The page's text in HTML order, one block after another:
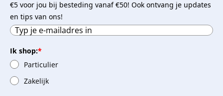
€5 voor jou bij besteding vanaf €50! Ook ontvang je updates
en tips van ons!
Ik shop:*
Particulier
Zakelijk